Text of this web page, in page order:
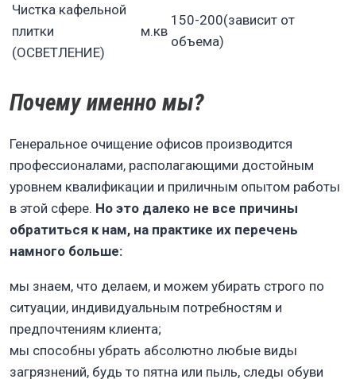
Чистка кафельной
плитки
(ОСВЕТЛЕНИЕ)
м.кв
150-200(зависит от
объема)
Почему именно мы?
Генеральное очищение офисов производится
профессионалами, располагающими достойным
уровнем квалификации и приличным опытом работы
в этой сфере. Но это далеко не все причины
обратиться к нам, на практике их перечень
намного больше:
мы знаем, что делаем, и можем убирать строго по
ситуации, индивидуальным потребностям и
предпочтениям клиента;
мы способны убрать абсолютно любые виды
загрязнений, будь то пятна или пыль, следы обуви